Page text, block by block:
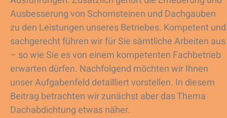
Ausbesserung von Schornsteinen und Dachgauben
zu den Leistungen unseres Betriebes. Kompetent und
sachgerecht führen wir für Sie sämtliche Arbeiten aus
– so wie Sie es von einem kompetenten Fachbetrieb
erwarten dürfen. Nachfolgend möchten wir Ihnen
unser Aufgabenfeld detailliert vorstellen. In diesem
Beitrag betrachten wir zunächst aber das Thema
Dachabdichtung etwas näher.